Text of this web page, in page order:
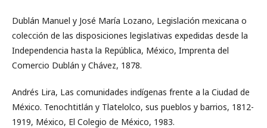
Dublán Manuel y José María Lozano, Legislación mexicana o
colección de las disposiciones legislativas expedidas desde la
Independencia hasta la República, México, Imprenta del
Comercio Dublán y Chávez, 1878.
Andrés Lira, Las comunidades indígenas frente a la Ciudad de
México. Tenochtitlán y Tlatelolco, sus pueblos y barrios, 1812-
1919, México, El Colegio de México, 1983.